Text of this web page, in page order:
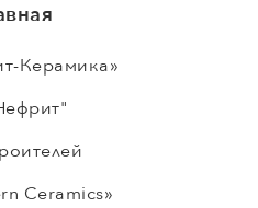
Керамика»
Ceramics»